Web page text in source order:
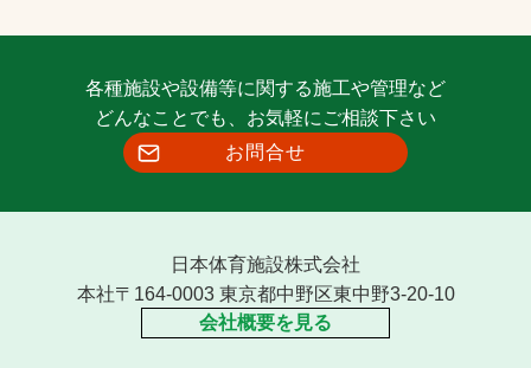
各種施設や設備等に関する施工や管理など
どんなことでも、お気軽にご相談下さい
お問合せ
日本体育施設株式会社
本社〒164-0003 東京都中野区東中野3-20-10
会社概要を見る